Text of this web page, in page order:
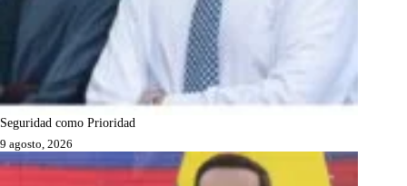
Seguridad como Prioridad
9 agosto, 2026